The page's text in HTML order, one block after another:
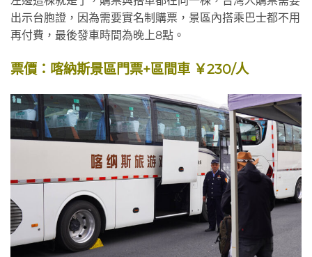
出示台胞證，因為需要實名制購票，景區內搭乘巴士都不用
再付費，最後發車時間為晚上8點。
票價：喀納斯景區門票+區間車 ￥230/人